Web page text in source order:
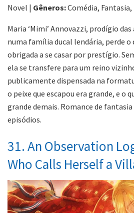
Novel | Gêneros:Comédia,
Maria ‘Mimi’ Annovazzi, prodígio
numa família ducal lendária, perde o
obrigada a se casar por prestígio.
ela se transfere para um reino
publicamente dispensada na
o peixe que escapou era grande, e o
grande demais. Romance de fantasia
episódios.
31. An Observation
Who Calls Herself a